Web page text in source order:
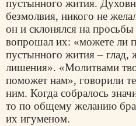
пустынного жития.
безмолвия, никого не
он и склонялся на
вопрошал их: «можете ли
пустынного жития – глад,
лишения». «Молитвами
поможет нам», говорили
ним. Когда собралось
то по общему желанию
их игуменом.